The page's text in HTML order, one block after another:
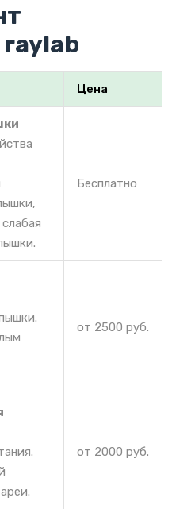
Цена
Бесплатно
от 2500 руб.
от 2000 руб.